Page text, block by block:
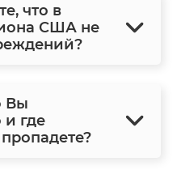
что в
США не
Вы
и где